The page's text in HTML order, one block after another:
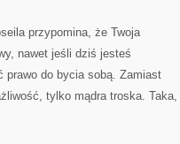
przypomina, że Twoja
nawet jeśli dziś jesteś
prawo do bycia sobą. Zamiast
tylko mądra troska. Taka,